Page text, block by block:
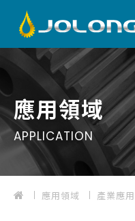
EN
應用領域
APPLICATION
應用領域 產業應用